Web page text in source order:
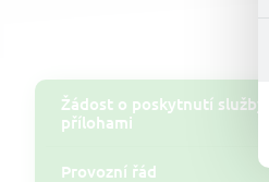
Žádost o poskytnutí služby s
přílohami
Provozní řád